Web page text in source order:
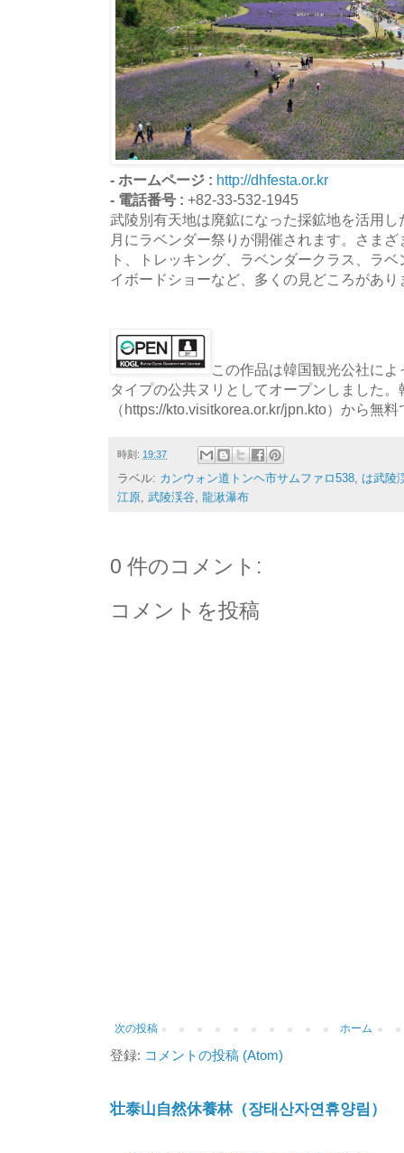
- ホームページ : http://dhfesta.or.kr
- 電話番号 : +82-33-532-1945
武陵別有天地は廃鉱になった採鉱地を活用
月にラベンダー祭りが開催されます。さま
ト、トレッキング、ラベンダークラス、ラ
イボードショーなど、多くの見どころがあり
この作品は韓国観光公社に
タイプの公共ヌリとしてオープンしました。
（https://kto.visitkorea.or.kr/jpn.kto）から無
時刻: 19:37
ラベル: カンウォン道トンヘ市サムファロ538, は武陵
江原, 武陵渓谷, 龍湫瀑布
0 件のコメント:
コメントを投稿
次の投稿 ホーム
登録: コメントの投稿 (Atom)
壮泰山自然休養林（장태산자연휴양림）